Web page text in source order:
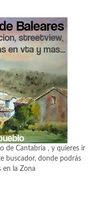
de Cantabria , y quieres ir
buscador, donde podrás
en la Zona